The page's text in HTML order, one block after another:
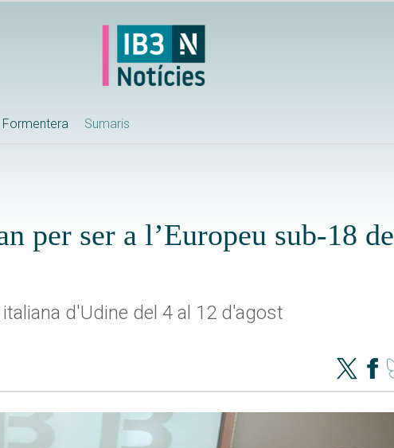
Formentera Sumaris
per ser a l’Europeu sub-18 de
d'Udine del 4 al 12 d'agost